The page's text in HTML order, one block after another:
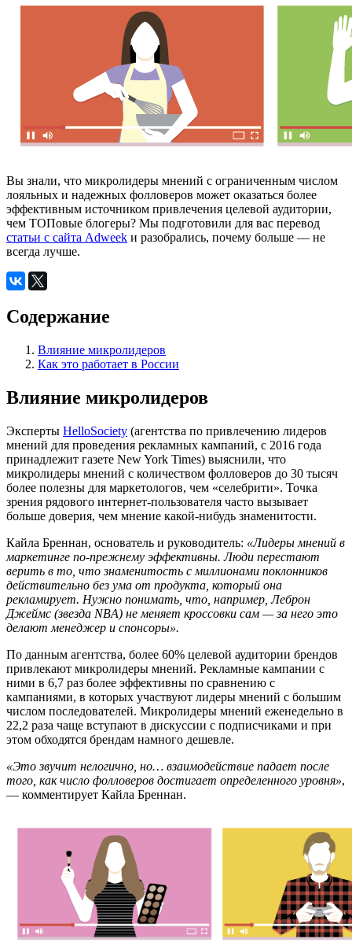
Вы знали, что микролидеры мнений с ограниченным числом
лояльных и надежных фолловеров может оказаться более
эффективным источником привлечения целевой аудитории,
чем ТОПовые блогеры? Мы подготовили для вас перевод
статьи с сайта Adweek и разобрались, почему больше — не
всегда лучше.
Содержание
Влияние микролидеров
Как это работает в России
Влияние микролидеров
Эксперты HelloSociety (агентства по привлечению лидеров
мнений для проведения рекламных кампаний, с 2016 года
принадлежит газете New York Times) выяснили, что
микролидеры мнений с количеством фолловеров до 30 тысяч
более полезны для маркетологов, чем «селебрити». Точка
зрения рядового интернет-пользователя часто вызывает
больше доверия, чем мнение какой-нибудь знаменитости.
Кайла Бреннан, основатель и руководитель: «Лидеры мнений в
маркетинге по-прежнему эффективны. Люди перестают
верить в то, что знаменитость с миллионами поклонников
действительно без ума от продукта, который она
рекламирует. Нужно понимать, что, например, Леброн
Джеймс (звезда NBA) не меняет кроссовки сам — за него это
делают менеджер и спонсоры».
По данным агентства, более 60% целевой аудитории брендов
привлекают микролидеры мнений. Рекламные кампании с
ними в 6,7 раз более эффективны по сравнению с
кампаниями, в которых участвуют лидеры мнений с большим
числом последователей. Микролидеры мнений еженедельно в
22,2 раза чаще вступают в дискуссии с подписчиками и при
этом обходятся брендам намного дешевле.
«Это звучит нелогично, но… взаимодействие падает после
того, как число фолловеров достигает определенного уровня»,
— комментирует Кайла Бреннан.